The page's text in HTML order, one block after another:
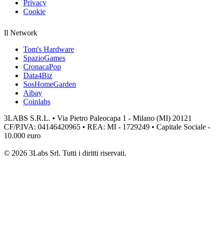
Privacy
Cookie
Il Network
Tom's Hardware
SpazioGames
CronacaPop
Data4Biz
SosHomeGarden
Aibay
Coinlabs
3LABS S.R.L. • Via Pietro Paleocapa 1 - Milano (MI) 20121
CF/P.IVA: 04146420965 • REA: MI - 1729249 • Capitale Sociale -
10.000 euro
© 2026 3Labs Srl. Tutti i diritti riservati.